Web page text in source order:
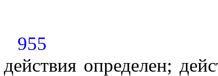
955
действия определен;